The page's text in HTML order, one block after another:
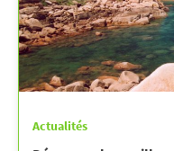
Actualités